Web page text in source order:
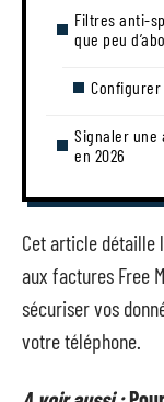
Filtres anti-
que peu
Signaler une
en 2026
Cet article détaille
aux factures Free
sécuriser vos
votre téléphone.